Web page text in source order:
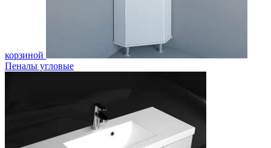
корзиной
Пеналы угловые